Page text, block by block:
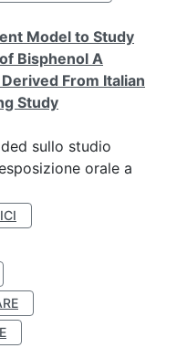
Model to Study
Bisphenol A
From Italian
Study
sullo studio
orale a